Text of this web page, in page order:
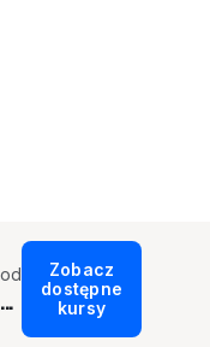
od
...
Zobacz
dostępne
kursy